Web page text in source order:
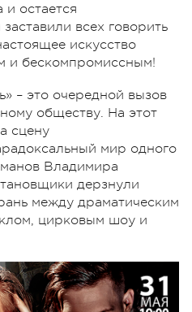
остается
всех говорить
искусство
и бескомпромиссным!
– это очередной вызов
обществу. На этот
сцену
мир одного
Владимира
дерзнули
между драматическим
цирковым шоу и